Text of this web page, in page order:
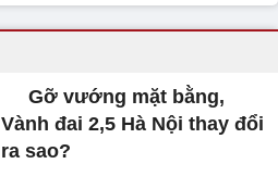
Gỡ vướng mặt bằng,
Vành đai 2,5 Hà Nội thay đổi
ra sao?